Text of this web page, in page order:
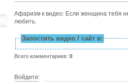
Афаризм к видео: Если женщина тебя
любить.
Запостить видео / сайт в:
Всего комментариев: 0
Войдите: